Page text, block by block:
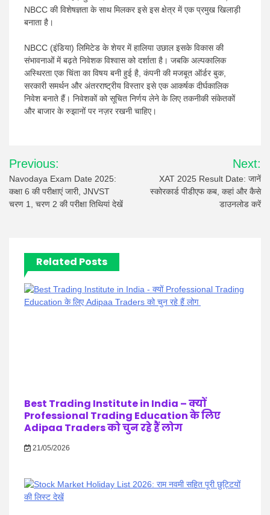
NBCC की विशेषज्ञता के साथ मिलकर इसे इस क्षेत्र में एक प्रमुख खिलाड़ी
बनाता है।
NBCC (इंडिया) लिमिटेड के शेयर में हालिया उछाल इसके विकास की
संभावनाओं में बढ़ते निवेशक विश्वास को दर्शाता है। जबकि अल्पकालिक
अस्थिरता एक चिंता का विषय बनी हुई है, कंपनी की मजबूत ऑर्डर बुक,
सरकारी समर्थन और अंतरराष्ट्रीय विस्तार इसे एक आकर्षक दीर्घकालिक
निवेश बनाते हैं। निवेशकों को सूचित निर्णय लेने के लिए तकनीकी संकेतकों
और बाजार के रुझानों पर नज़र रखनी चाहिए।
Post
navigation
Previous:
Navodaya Exam Date 2025:
कक्षा 6 की परीक्षाएं जारी, JNVST
चरण 1, चरण 2 की परीक्षा तिथियां देखें
Next:
XAT 2025 Result Date: जानें
स्कोरकार्ड पीडीएफ कब, कहां और कैसे
डाउनलोड करें
Related Posts
Best Trading Institute in India – क्यों
Professional Trading Education के लिए
Adipaa Traders को चुन रहे हैं लोग
21/05/2026